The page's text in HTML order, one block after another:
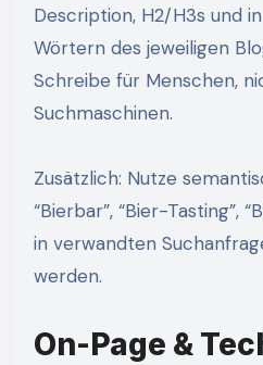
Description, H2/H3s und
Wörtern des jeweiligen
Schreibe für Menschen,
Suchmaschinen.
Zusätzlich: Nutze
“Bierbar”, “Bier-Tasting”,
in verwandten
werden.
On-Page &